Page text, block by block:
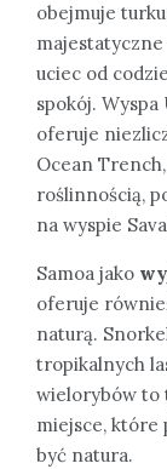
obejmuje
majestatyczne
uciec od
spokój. Wyspa
oferuje
Ocean
roślinnością,
na wyspie
Samoa jako
oferuje
naturą.
tropikalnych
wielorybów to
miejsce, które
być natura.